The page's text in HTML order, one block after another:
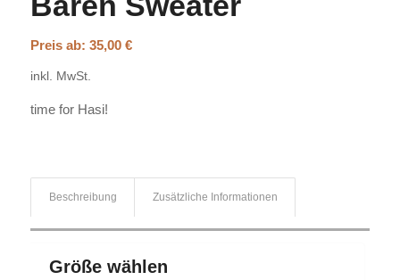
Preis ab: 35,00 €
inkl. MwSt.
time for Hasi!
Beschreibung Zusätzliche Informationen
Größe wählen